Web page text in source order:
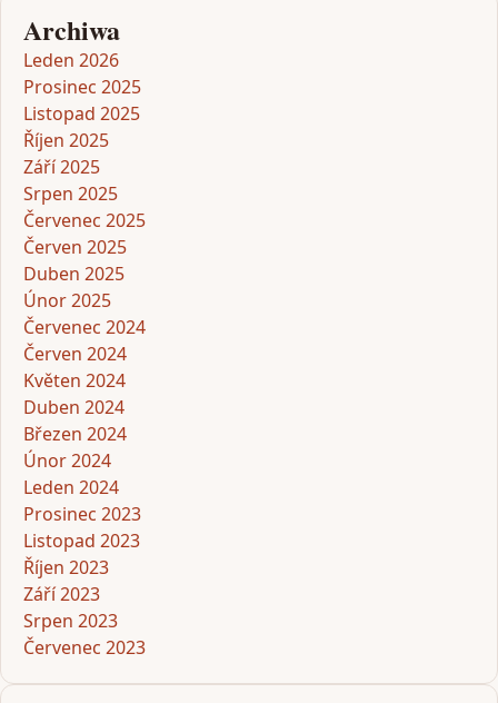
Archiwa
Leden 2026
Prosinec 2025
Listopad 2025
Říjen 2025
Září 2025
Srpen 2025
Červenec 2025
Červen 2025
Duben 2025
Únor 2025
Červenec 2024
Červen 2024
Květen 2024
Duben 2024
Březen 2024
Únor 2024
Leden 2024
Prosinec 2023
Listopad 2023
Říjen 2023
Září 2023
Srpen 2023
Červenec 2023